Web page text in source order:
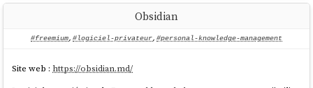
https://silverbullet.md
Obsidian
#freemium, #logiciel-privateur, #personal-knowledge-management
Site web :https://obsidian.md/